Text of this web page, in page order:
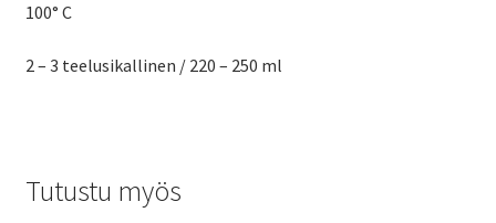
100° C
2 – 3 teelusikallinen / 220 – 250 ml
Tutustu myös